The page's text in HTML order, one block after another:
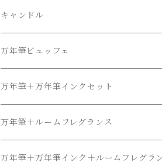
キャンドル
万年筆ビュッフェ
万年筆＋万年筆インクセット
万年筆＋ルームフレグランス
万年筆＋万年筆インク＋ルームフレグラ